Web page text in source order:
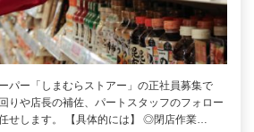
パー「しまむらストアー」の正社員募集で
りや店長の補佐、パートスタッフのフォロー
せします。 【具体的には】 ◎閉店作業…